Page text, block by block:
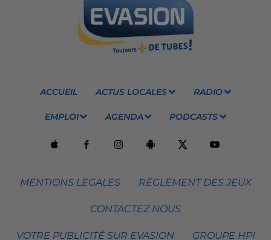
ACCUEIL ACTUS LOCALES RADIO
EMPLOI AGENDA PODCASTS
MENTIONS LEGALES RÈGLEMENT DES JEUX
CONTACTEZ NOUS
VOTRE PUBLICITÉ SUR EVASION GROUPE HPI